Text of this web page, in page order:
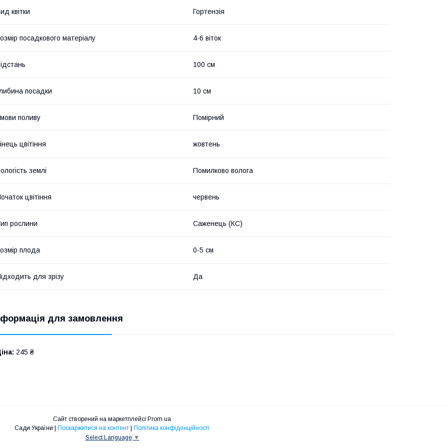
квітки Гортензія
посадкового матеріалу 4-6 віток
100 см
посадки 10 см
поливу Помірний
цвітіння жовтень
землі Помилково волога
цвітіння червень
рослини Саженець (КС)
плода 0-5 см
для зрізу Да
для замовлення
245 ₴
Сайт створений на маркетплейсі Prom.ua
Поскаржитися на контент
Політика конфіденційності
Select Language ▼